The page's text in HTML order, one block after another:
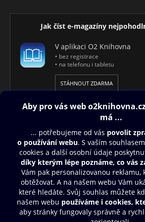
Jak číst e-magazíny
V aplikaci O2 Knihovna
• bez registrace
• na telefonu i tabletu
STÁHNOUT ZDARMA
Obsah ke stažení
Moje O2 Knihovna
Další zábava